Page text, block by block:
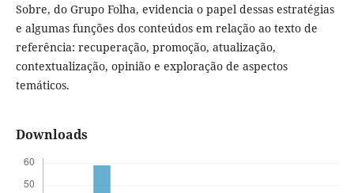
Sobre, do Grupo Folha, evidencia o papel dessas estratégias
e algumas funções dos conteúdos em relação ao texto de
referência: recuperação, promoção, atualização,
contextualização, opinião e exploração de aspectos
temáticos.
Downloads